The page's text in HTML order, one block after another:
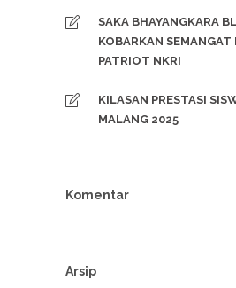
SAKA BHAYANGKARA
KOBARKAN SEMANGAT
PATRIOT NKRI
KILASAN PRESTASI
MALANG 2025
Komentar
Arsip